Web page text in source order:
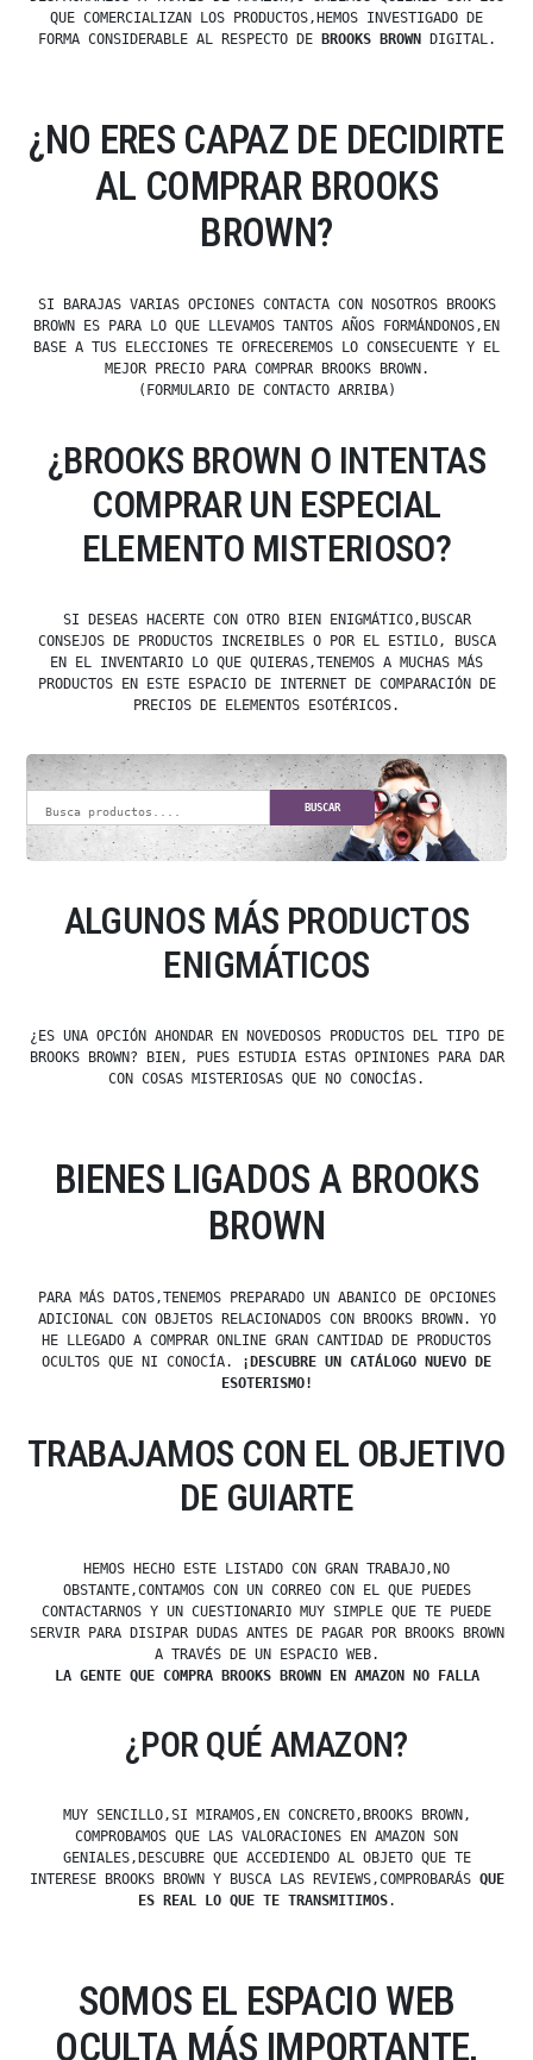
QUE COMERCIALIZAN LOS PRODUCTOS,HEMOS INVESTIGADO DE
FORMA CONSIDERABLE AL RESPECTO DE
BROOKS BROWN DIGITAL.
¿NO ERES CAPAZ DE DECIDIRTE
AL COMPRAR BROOKS
BROWN?
SI BARAJAS VARIAS OPCIONES CONTACTA CON NOSOTROS BROOKS
BROWN ES PARA LO QUE LLEVAMOS TANTOS AÑOS FORMÁNDONOS,EN
BASE A TUS ELECCIONES TE OFRECEREMOS LO CONSECUENTE Y EL
MEJOR PRECIO PARA COMPRAR BROOKS BROWN.
(FORMULARIO DE CONTACTO ARRIBA)
¿BROOKS BROWN O INTENTAS
COMPRAR UN ESPECIAL
ELEMENTO MISTERIOSO?
SI DESEAS HACERTE CON OTRO BIEN ENIGMÁTICO,BUSCAR
CONSEJOS DE PRODUCTOS INCREIBLES O POR EL ESTILO, BUSCA
EN EL INVENTARIO LO QUE QUIERAS,TENEMOS A MUCHAS MÁS
PRODUCTOS EN ESTE ESPACIO DE INTERNET DE COMPARACIÓN DE
PRECIOS DE ELEMENTOS ESOTÉRICOS.
BUSCAR
ALGUNOS MÁS PRODUCTOS
ENIGMÁTICOS
¿ES UNA OPCIÓN AHONDAR EN NOVEDOSOS PRODUCTOS DEL TIPO DE
BROOKS BROWN? BIEN, PUES ESTUDIA ESTAS OPINIONES PARA DAR
CON COSAS MISTERIOSAS QUE NO CONOCÍAS.
BIENES LIGADOS A BROOKS
BROWN
PARA MÁS DATOS,TENEMOS PREPARADO UN ABANICO DE OPCIONES
ADICIONAL CON OBJETOS RELACIONADOS CON BROOKS BROWN. YO
HE LLEGADO A COMPRAR ONLINE GRAN CANTIDAD DE PRODUCTOS
OCULTOS QUE NI CONOCÍA.
¡DESCUBRE UN CATÁLOGO NUEVO DE
ESOTERISMO!
TRABAJAMOS CON EL OBJETIVO
DE GUIARTE
HEMOS HECHO ESTE LISTADO CON GRAN TRABAJO,NO
OBSTANTE,CONTAMOS CON UN CORREO CON EL QUE PUEDES
CONTACTARNOS Y UN CUESTIONARIO MUY SIMPLE QUE TE PUEDE
SERVIR PARA DISIPAR DUDAS ANTES DE PAGAR POR BROOKS BROWN
A TRAVÉS DE UN ESPACIO WEB.
LA GENTE QUE COMPRA BROOKS BROWN EN AMAZON NO FALLA
¿POR QUÉ AMAZON?
MUY SENCILLO,SI MIRAMOS,EN CONCRETO,BROOKS BROWN,
COMPROBAMOS QUE LAS VALORACIONES EN AMAZON SON
GENIALES,DESCUBRE QUE ACCEDIENDO AL OBJETO QUE TE
INTERESE BROOKS BROWN Y BUSCA LAS REVIEWS,COMPROBARÁS QUE
ES REAL LO QUE TE TRANSMITIMOS.
SOMOS EL ESPACIO WEB
OCULTA MÁS IMPORTANTE,